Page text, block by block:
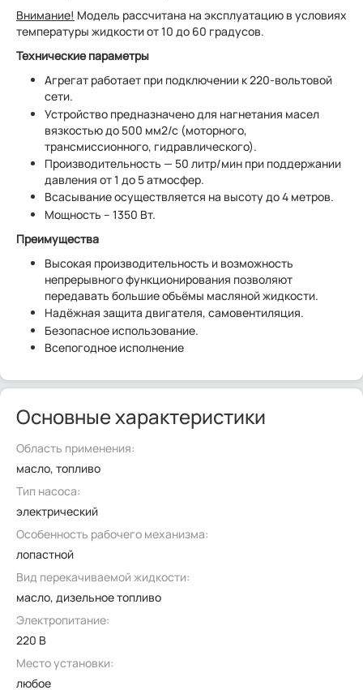
Внимание! Модель рассчитана на эксплуатацию в условиях
температуры жидкости от 10 до 60 градусов.
Технические параметры
Агрегат работает при подключении к 220-вольтовой
сети.
Устройство предназначено для нагнетания масел
вязкостью до 500 мм2/с (моторного,
трансмиссионного, гидравлического).
Производительность — 50 литр/мин при поддержании
давления от 1 до 5 атмосфер.
Всасывание осуществляется на высоту до 4 метров.
Мощность – 1350 Вт.
Преимущества
Высокая производительность и возможность
непрерывного функционирования позволяют
передавать большие объёмы масляной жидкости.
Надёжная защита двигателя, самовентиляция.
Безопасное использование.
Всепогодное исполнение
Основные характеристики
Область применения:
масло, топливо
Тип насоса:
электрический
Особенность рабочего механизма:
лопастной
Вид перекачиваемой жидкости:
масло, дизельное топливо
Электропитание:
220 В
Место установки:
любое